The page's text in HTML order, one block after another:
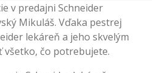
v predajni Schneider
Mikuláš. Vďaka pestrej
lekáreň a jeho skvelým
všetko, čo potrebujete.